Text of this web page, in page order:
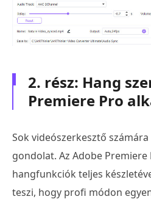
2. rész: Hang
Premiere Pro
Sok videószerkesztő
gondolat. Az Adobe Premiere
hangfunkciók teljes
teszi, hogy profi módon